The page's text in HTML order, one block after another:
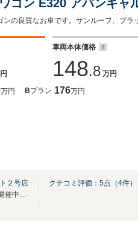
ゴン E320 アバンギャ
ンの良質なお車です。サンルーフ、ブラ
車両本体価格
148.8 万円
万円 Bプラン 176万円
２号店
クチコミ評価： 5点（4件）